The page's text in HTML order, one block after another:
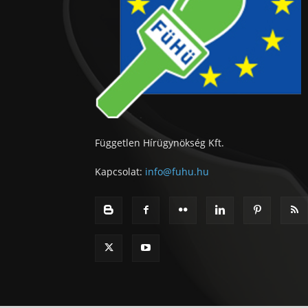
Független Hírügynökség Kft.
Kapcsolat: info@fuhu.hu